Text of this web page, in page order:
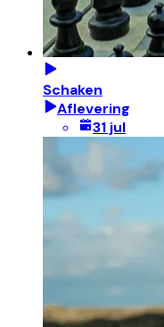
Schaken
Aflevering
31 jul